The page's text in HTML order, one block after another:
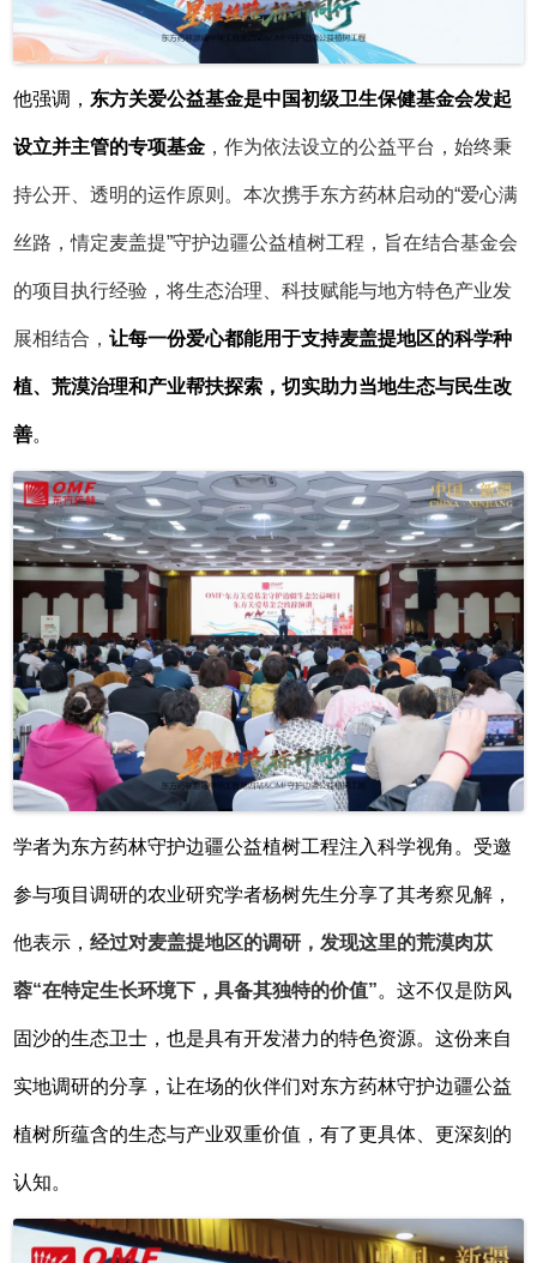
他强调， 东方关爱公益基金是中国初级卫生保健基金会发起
设立并主管的专项基金 ，作为依法设立的公益平台，始终秉
持公开、透明的运作原则。本次携手东方药林启动的“爱心满
丝路，情定麦盖提”守护边疆公益植树工程，旨在结合基金会
的项目执行经验，将生态治理、科技赋能与地方特色产业发
展相结合，让每一份爱心都能用于支持麦盖提地区的科学种
植、荒漠治理和产业帮扶探索，切实助力当地生态与民生改
善。
学者为东方药林守护边疆公益植树工程注入科学视角。受邀
参与项目调研的农业研究学者杨树先生分享了其考察见解，
他表示，经过对麦盖提地区的调研，发现这里的荒漠肉苁
蓉“在特定生长环境下，具备其独特的价值”。这不仅是防风
固沙的生态卫士，也是具有开发潜力的特色资源。这份来自
实地调研的分享，让在场的伙伴们对东方药林守护边疆公益
植树所蕴含的生态与产业双重价值，有了更具体、更深刻的
认知。